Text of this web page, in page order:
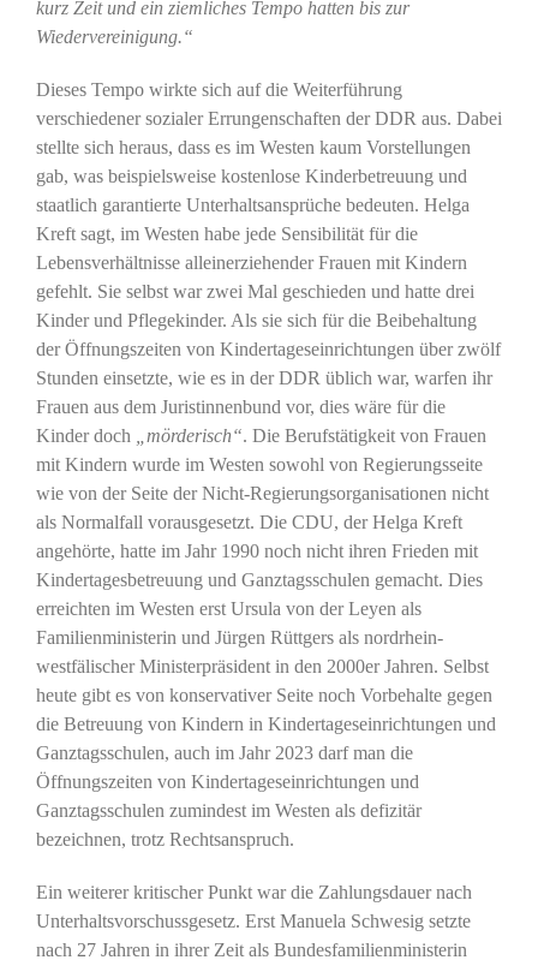
kurz Zeit und ein ziemliches Tempo hatten bis zur
Wiedervereinigung.“
Dieses Tempo wirkte sich auf die Weiterführung
verschiedener sozialer Errungenschaften der DDR aus. Dabei
stellte sich heraus, dass es im Westen kaum Vorstellungen
gab, was beispielsweise kostenlose Kinderbetreuung und
staatlich garantierte Unterhaltsansprüche bedeuten. Helga
Kreft sagt, im Westen habe jede Sensibilität für die
Lebensverhältnisse alleinerziehender Frauen mit Kindern
gefehlt. Sie selbst war zwei Mal geschieden und hatte drei
Kinder und Pflegekinder. Als sie sich für die Beibehaltung
der Öffnungszeiten von Kindertageseinrichtungen über zwölf
Stunden einsetzte, wie es in der DDR üblich war, warfen ihr
Frauen aus dem Juristinnenbund vor, dies wäre für die
Kinder doch
„mörderisch“. Die Berufstätigkeit von Frauen
mit Kindern wurde im Westen sowohl von Regierungsseite
wie von der Seite der Nicht-Regierungsorganisationen nicht
als Normalfall vorausgesetzt. Die CDU, der Helga Kreft
angehörte, hatte im Jahr 1990 noch nicht ihren Frieden mit
Kindertagesbetreuung und Ganztagsschulen gemacht. Dies
erreichten im Westen erst Ursula von der Leyen als
Familienministerin und Jürgen Rüttgers als nordrhein-
westfälischer Ministerpräsident in den 2000er Jahren. Selbst
heute gibt es von konservativer Seite noch Vorbehalte gegen
die Betreuung von Kindern in Kindertageseinrichtungen und
Ganztagsschulen, auch im Jahr 2023 darf man die
Öffnungszeiten von Kindertageseinrichtungen und
Ganztagsschulen zumindest im Westen als defizitär
bezeichnen, trotz Rechtsanspruch.
Ein weiterer kritischer Punkt war die Zahlungsdauer nach
Unterhaltsvorschussgesetz. Erst Manuela Schwesig setzte
nach 27 Jahren in ihrer Zeit als Bundesfamilienministerin